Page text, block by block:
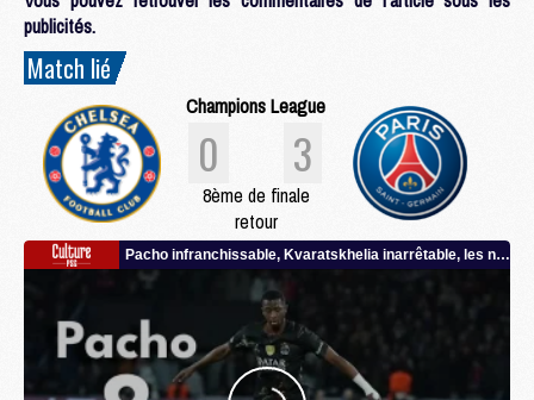
publicités.
Match lié
Champions League
0 3
8ème de finale
retour